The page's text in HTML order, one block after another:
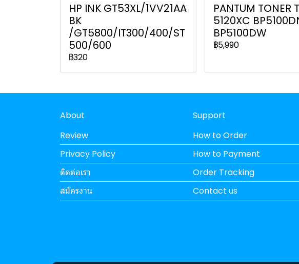
HP INK GT53XL/1VV21AA
BK
/GT5800/IT300/400/ST
500/600
฿320
PANTUM TONER
5120XC
BP5100DW
฿5,990
About
Review
Privacy Policy
ติดต่อเรา
สมัครงาน
Support
How to Order
How to Payment
Order Tracking
Contact us